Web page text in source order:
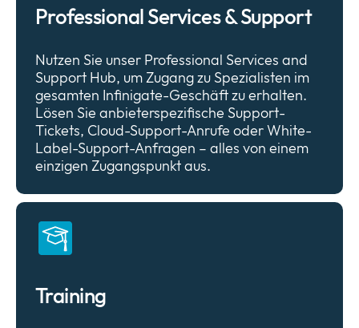
Professional Services & Support
Nutzen Sie unser Professional Services and
Support Hub, um Zugang zu Spezialisten im
gesamten Infinigate-Geschäft zu erhalten.
Lösen Sie anbieterspezifische Support-
Tickets, Cloud-Support-Anrufe oder White-
Label-Support-Anfragen – alles von einem
einzigen Zugangspunkt aus.
Training